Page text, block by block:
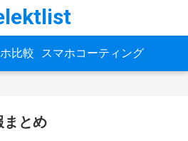
比較 スマホコーティング
まとめ